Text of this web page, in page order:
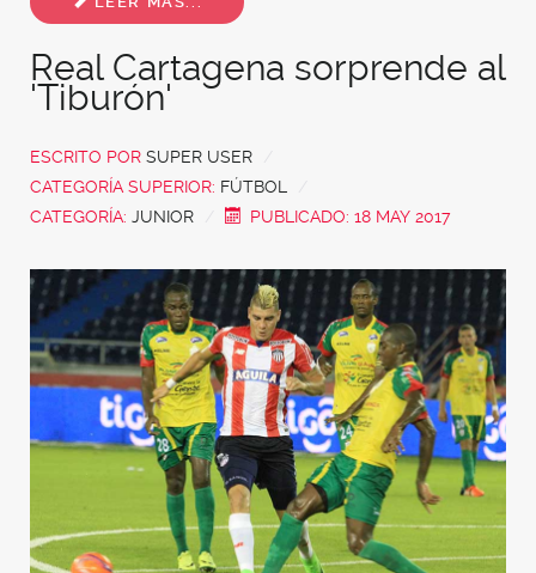
Real Cartagena sorprende al
'Tiburón'
ESCRITO POR SUPER USER
CATEGORÍA SUPERIOR: FÚTBOL
CATEGORÍA: JUNIOR PUBLICADO: 18 MAY 2017